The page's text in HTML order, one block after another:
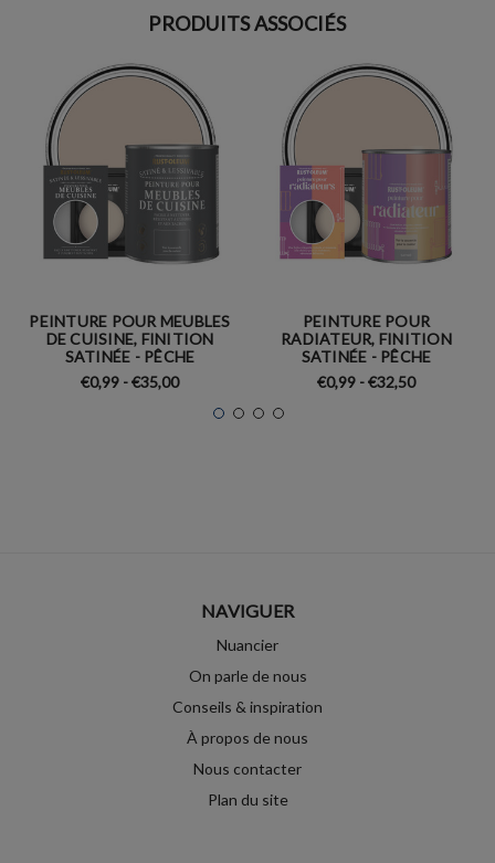
PRODUITS ASSOCIÉS
PEINTURE POUR MEUBLES
DE CUISINE, FINITION
SATINÉE - PÊCHE
€0,99 - €35,00
PEINTURE POUR
RADIATEUR, FINITION
SATINÉE - PÊCHE
€0,99 - €32,50
NAVIGUER
Nuancier
On parle de nous
Conseils & inspiration
À propos de nous
Nous contacter
Plan du site